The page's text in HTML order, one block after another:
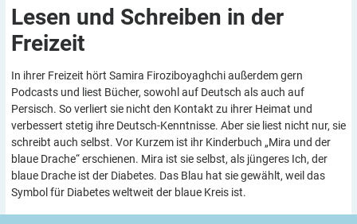
Lesen und Schreiben in der
Freizeit
In ihrer Freizeit hört Samira Firoziboyaghchi außerdem gern
Podcasts und liest Bücher, sowohl auf Deutsch als auch auf
Persisch. So verliert sie nicht den Kontakt zu ihrer Heimat und
verbessert stetig ihre Deutsch-Kenntnisse. Aber sie liest nicht nur, sie
schreibt auch selbst. Vor Kurzem ist ihr Kinderbuch „Mira und der
blaue Drache“ erschienen. Mira ist sie selbst, als jüngeres Ich, der
blaue Drache ist der Diabetes. Das Blau hat sie gewählt, weil das
Symbol für Diabetes weltweit der blaue Kreis ist.